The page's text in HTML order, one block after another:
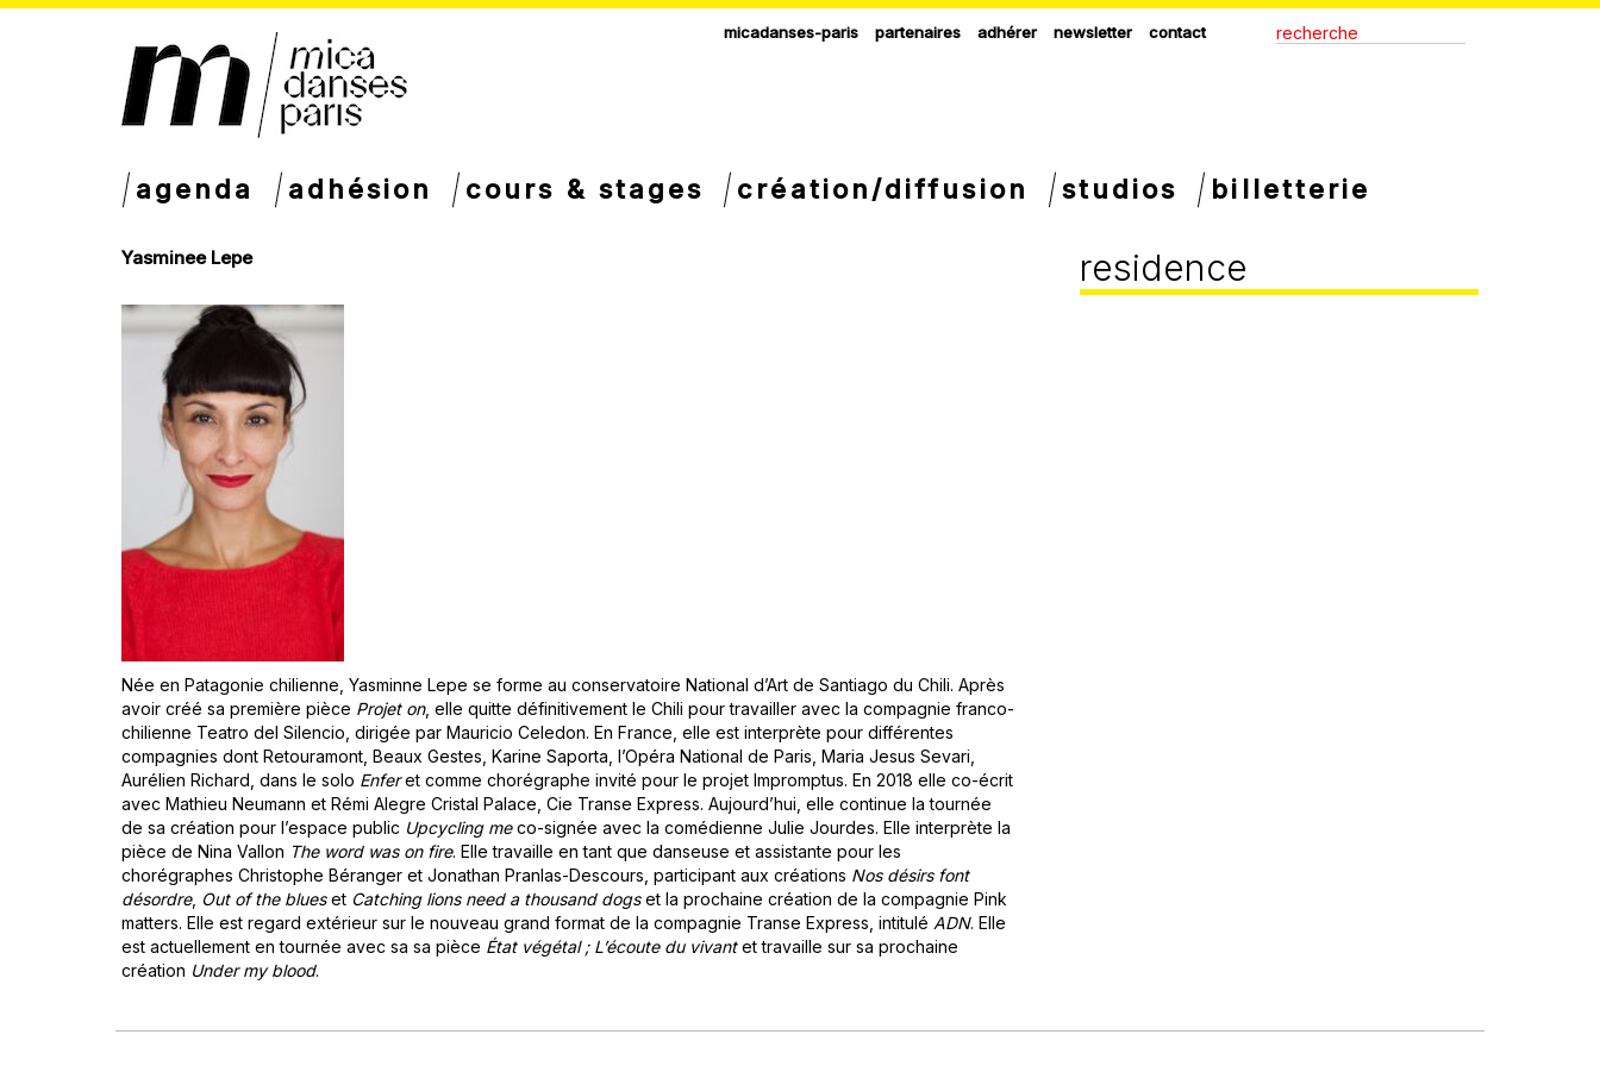
micadanses-paris partenaires adhérer newsletter contact
agenda adhésion cours & stages création/diffusion studios billetterie
Yasminee Lepe
Née en Patagonie chilienne, Yasminne Lepe se forme au conservatoire National d’Art de Santiago du Chili. Après
avoir créé sa première pièce Projet on, elle quitte définitivement le Chili pour travailler avec la compagnie franco-
chilienne Teatro del Silencio, dirigée par Mauricio Celedon. En France, elle est interprète pour différentes
compagnies dont Retouramont, Beaux Gestes, Karine Saporta, l’Opéra National de Paris, Maria Jesus Sevari,
Aurélien Richard, dans le solo Enferet comme chorégraphe invité pour le projet Impromptus. En 2018 elle co-écrit
avec Mathieu Neumann et Rémi Alegre Cristal Palace, Cie Transe Express. Aujourd’hui, elle continue la tournée
de sa création pour l’espace public Upcycling meco-signée avec la comédienne Julie Jourdes. Elle interprète la
pièce de Nina Vallon The word was on fire. Elle travaille en tant que danseuse et assistante pour les
chorégraphes Christophe Béranger et Jonathan Pranlas-Descours, participant aux créations Nos désirs font
désordre, Out of the blueset Catching lions need a thousand dogset la prochaine création de la compagnie Pink
matters. Elle est regard extérieur sur le nouveau grand format de la compagnie Transe Express, intitulé ADN. Elle
est actuellement en tournée avec sa sa pièce État végétal ; L’écoute du vivantet travaille sur sa prochaine
création Under my blood.
residence